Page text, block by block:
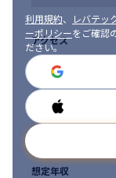
利用規約、 レバテッ
ーポリシーをご確認
ださい。
アクセス
勤務時間
想定年収